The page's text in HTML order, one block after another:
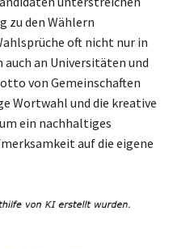
zu den Wählern
oft nicht nur in
an Universitäten und
von Gemeinschaften
Wortwahl und die kreative
ein nachhaltiges
auf die eigene